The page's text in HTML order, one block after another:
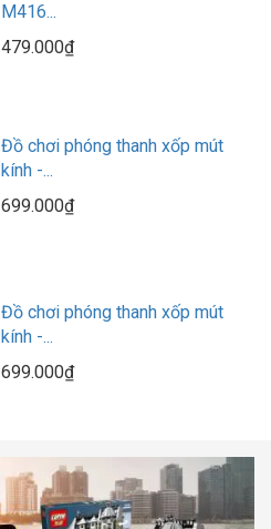
M416...
479.000₫
Đồ chơi phóng thanh xốp mút
kính -...
699.000₫
Đồ chơi phóng thanh xốp mút
kính -...
699.000₫